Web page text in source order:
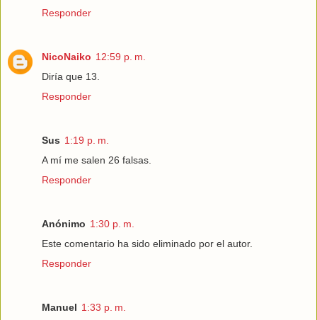
Responder
NicoNaiko 12:59 p. m.
Diría que 13.
Responder
Sus 1:19 p. m.
A mí me salen 26 falsas.
Responder
Anónimo 1:30 p. m.
Este comentario ha sido eliminado por el autor.
Responder
Manuel 1:33 p. m.